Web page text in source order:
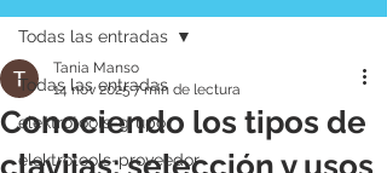
Todas las entradas
elektrotools-grupo
elektrotools-proveedor
Todas las entradas
Conociendo los tipos de
clavijas: selección y usos
Tania Manso
14 nov 20257 min de lectura